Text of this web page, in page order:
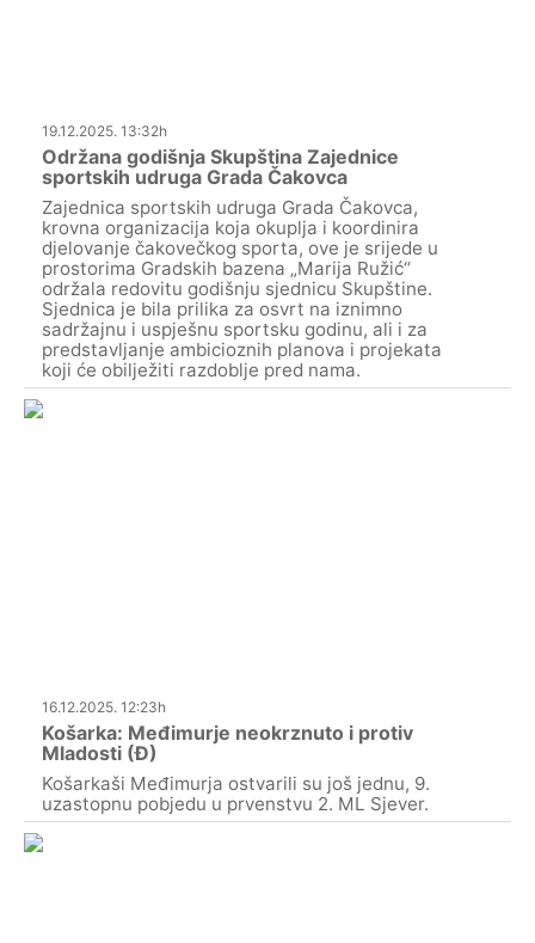
19.12.2025. 13:32h
Održana godišnja Skupština Zajednice
sportskih udruga Grada Čakovca
Zajednica sportskih udruga Grada Čakovca,
krovna organizacija koja okuplja i koordinira
djelovanje čakovečkog sporta, ove je srijede u
prostorima Gradskih bazena „Marija Ružić“
održala redovitu godišnju sjednicu Skupštine.
Sjednica je bila prilika za osvrt na iznimno
sadržajnu i uspješnu sportsku godinu, ali i za
predstavljanje ambicioznih planova i projekata
koji će obilježiti razdoblje pred nama.
16.12.2025. 12:23h
Košarka: Međimurje neokrznuto i protiv
Mladosti (Đ)
Košarkaši Međimurja ostvarili su još jednu, 9.
uzastopnu pobjedu u prvenstvu 2. ML Sjever.